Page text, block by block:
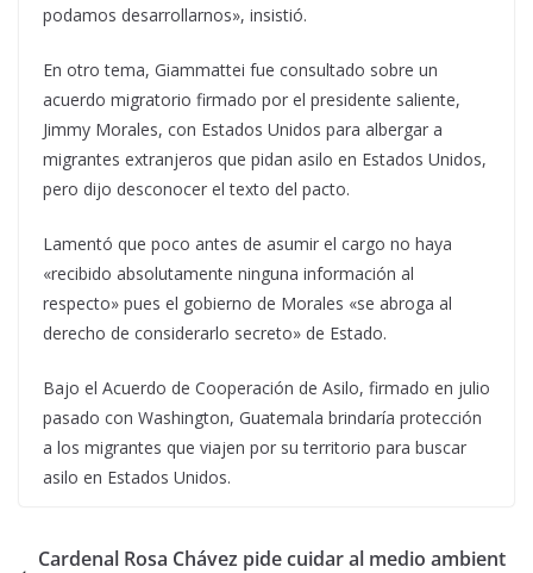
podamos desarrollarnos», insistió.
En otro tema, Giammattei fue consultado sobre un
acuerdo migratorio firmado por el presidente saliente,
Jimmy Morales, con Estados Unidos para albergar a
migrantes extranjeros que pidan asilo en Estados Unidos,
pero dijo desconocer el texto del pacto.
Lamentó que poco antes de asumir el cargo no haya
«recibido absolutamente ninguna información al
respecto» pues el gobierno de Morales «se abroga al
derecho de considerarlo secreto» de Estado.
Bajo el Acuerdo de Cooperación de Asilo, firmado en julio
pasado con Washington, Guatemala brindaría protección
a los migrantes que viajen por su territorio para buscar
asilo en Estados Unidos.
Cardenal Rosa Chávez pide cuidar al medio ambient